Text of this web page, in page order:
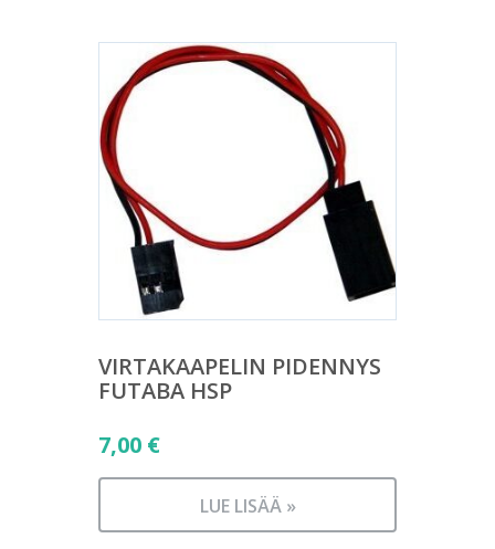
VIRTAKAAPELIN PIDENNYS
FUTABA HSP
7,00 €
LUE LISÄÄ »